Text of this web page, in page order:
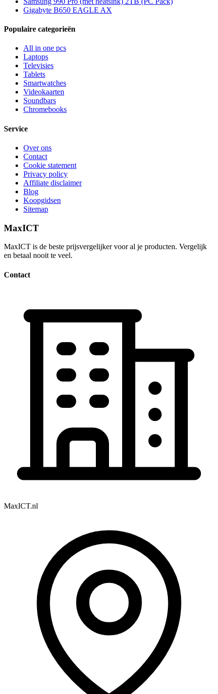
Gigabyte B650 EAGLE AX
Populaire categorieën
All in one pcs
Laptops
Televisies
Tablets
Smartwatches
Videokaarten
Soundbars
Chromebooks
Service
Over ons
Contact
Cookie statement
Privacy policy
Affiliate disclaimer
Blog
Koopgidsen
Sitemap
MaxICT
MaxICT is de beste prijsvergelijker voor al je producten. Vergelijk
en betaal nooit te veel.
Contact
MaxICT.nl